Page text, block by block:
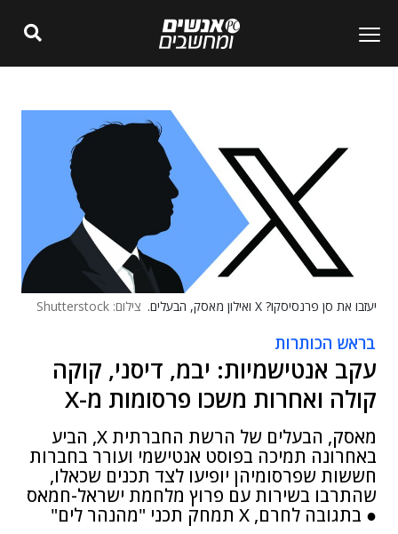
יעזבו את סן פרנסיסקו? X ואילון מאסק, הבעלים. צילום: Shutterstock
בראש הכותרות
עקב אנטישמיות: יבמ, דיסני, קוקה
קולה ואחרות משכו פרסומות מ-X
מאסק, הבעלים של הרשת החברתית X, הביע
באחרונה תמיכה בפוסט אנטישמי ועורר בחברות
חששות שפרסומיהן יופיעו לצד תכנים שכאלו,
שהתרבו בשירות עם פרוץ מלחמת ישראל-חמאס
● בתגובה לחרם, X תמחק תכני "מהנהר לים"